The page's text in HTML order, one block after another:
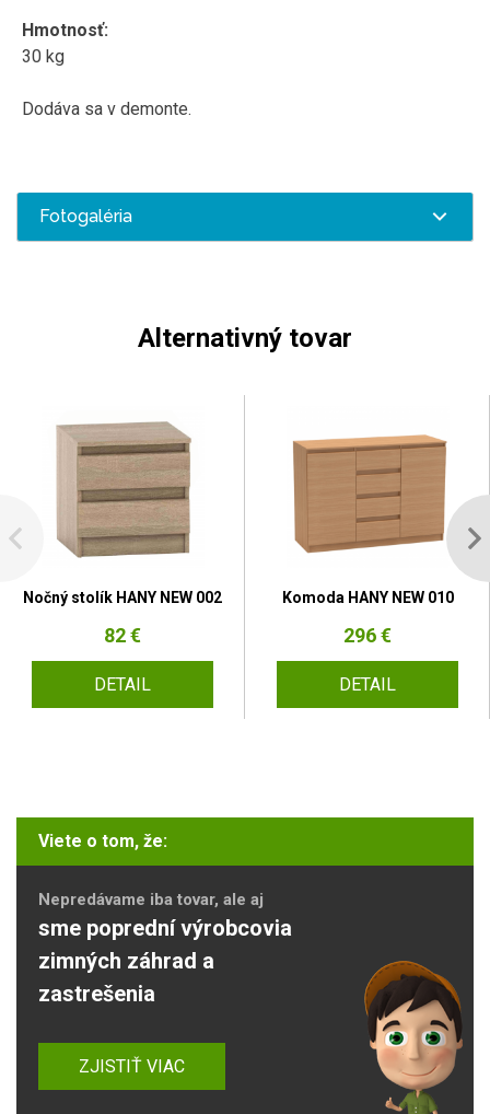
Hmotnosť:
30 kg
Dodáva sa v demonte.
Fotogaléria
Alternativný tovar
Nočný stolík HANY NEW 002
82 €
DETAIL
Komoda HANY NEW 010
296 €
DETAIL
Viete o tom, že:
Nepredávame iba tovar, ale aj
sme poprední výrobcovia
zimných záhrad a
zastrešenia
ZJISTIŤ VIAC